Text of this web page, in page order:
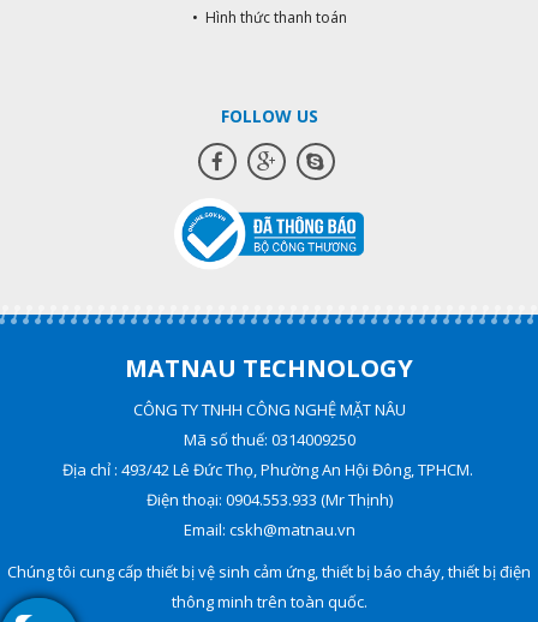
• Hình thức thanh toán
FOLLOW US
MATNAU TECHNOLOGY
CÔNG TY TNHH CÔNG NGHỆ MẶT NÂU
Mã số thuế: 0314009250
Địa chỉ : 493/42 Lê Đức Thọ, Phường An Hội Đông, TPHCM.
Điện thoại: 0904.553.933 (Mr Thịnh)
Email: cskh@matnau.vn
Chúng tôi cung cấp thiết bị vệ sinh cảm ứng, thiết bị báo cháy, thiết bị điện
thông minh trên toàn quốc.